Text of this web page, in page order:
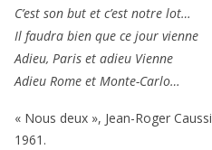
C’est son but et c’est notre lot…
Il fau­dra bien que ce jour vienne
Adieu, Paris et adieu Vienne
Adieu Rome et Monte-Carlo…
« Nous deux », Jean-Roger
1961 .